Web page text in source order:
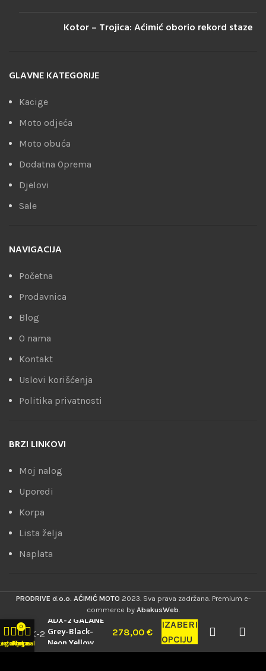
Kotor – Trojica: Aćimić oborio rekord staze
GLAVNE KATEGORIJE
Kacige
Moto odjeća
Moto obuća
Dodatna Oprema
Djelovi
Sale
NAVIGACIJA
Početna
Prodavnica
Blog
O nama
Kontakt
Uslovi korišćenja
Politika privatnosti
BRZI LINKOVI
Moj nalog
Uporedi
Korpa
Lista želja
Naplata
PRODRIVE d.o.o. AĆIMIĆ MOTO 2023. Sva prava zadržana. Premium e-
commerce by AbakusWeb.
ADX-2 GALANE
Grey-Black-
Neon Yellow
278,00 €
IZABERI
OPCIJU
želja
0
Korpa
Moj nalog